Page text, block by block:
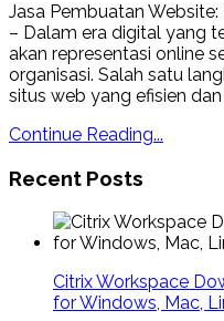
Jasa Pembuatan
– Dalam era digital yang
akan representasi online
organisasi. Salah satu
situs web yang efisien
Continue Reading...
Recent Posts
Citrix Workspace
for Windows, Mac,